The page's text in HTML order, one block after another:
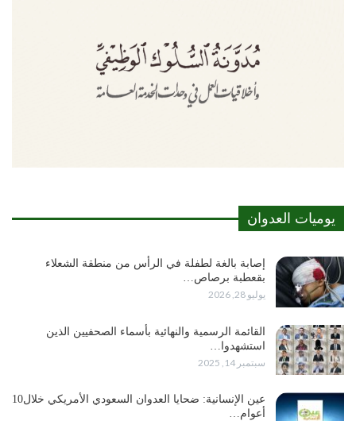
يوميات العدوان
إصابة بالغة لطفلة في الرأس من منطقة الشعلاء
بقعطبة برصاص…
يوليو 28, 2026
القائمة الرسمية والنهائية بأسماء الصحفيين الذين
استشهدوا…
سبتمبر 14, 2025
عين الإنسانية: ضحايا العدوان السعودي الأمريكي خلال10
أعوام…